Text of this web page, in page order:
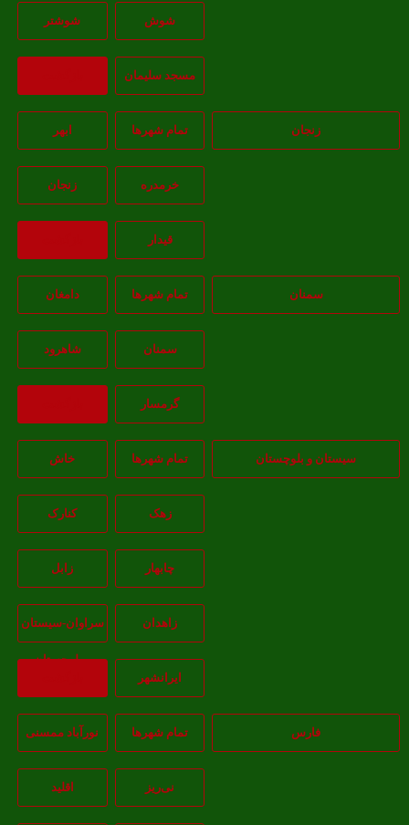
شوش شوشتر
مسجد سليمان
زنجان تمام شهر‌ها
خرمدره زنجان
قيدار
سمنان تمام شهر‌ها دامغان
سمنان شاهرود
گرمسار
سیستان و بلوچستان تمام شهر‌ها خاش
کنارک
چابهار
زاهدان سراوان-سيستان
و بلوچستان
ايرانشهر
فارس تمام شهر‌ها نورآباد ممسنی
نی‌ریز